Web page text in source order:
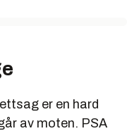
er en hard
av moten. PSA